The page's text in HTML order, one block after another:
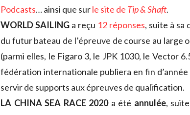
Podcasts… ainsi que surle site de Tip & Shaft.
WORLD SAILING a reçu 12 réponses, suite à sa
du futur bateau de l’épreuve de course au large
(parmi elles, le Figaro 3, le JPK 1030, le Vector
fédération internationale publiera en fin
servir de supports aux épreuves de qualification.
LA CHINA SEA RACE 2020a été annulée,